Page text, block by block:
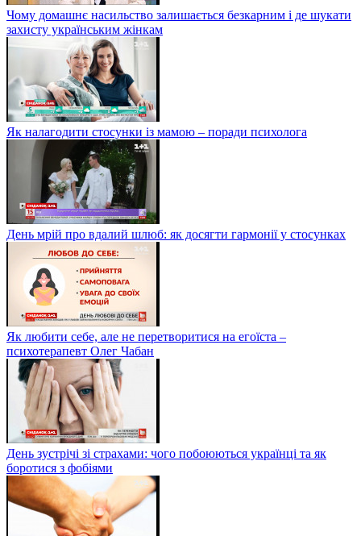
Чому домашнє насильство залишається безкарним і де шукати
захисту українським жінкам
Як налагодити стосунки із мамою – поради психолога
День мрій про вдалий шлюб: як досягти гармонії у стосунках
Як любити себе, але не перетворитися на егоїста –
психотерапевт Олег Чабан
День зустрічі зі страхами: чого побоюються українці та як
боротися з фобіями